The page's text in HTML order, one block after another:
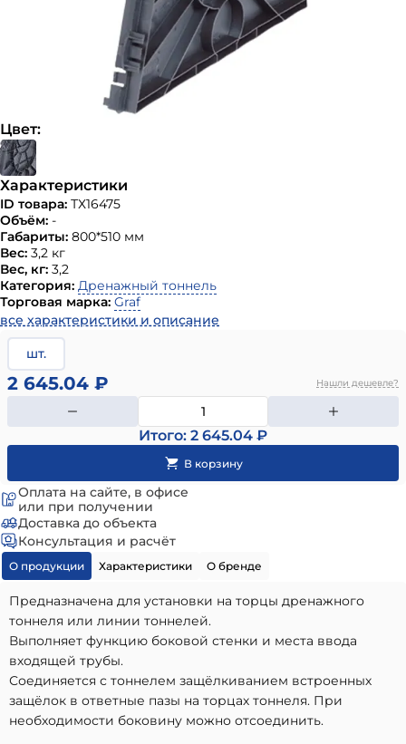
Цвет:
Характеристики
ID товара: ТХ16475
Объём: -
Габариты: 800*510 мм
Вес: 3,2 кг
Вес, кг: 3,2
Категория: Дренажный тоннель
Торговая марка: Graf
все характеристики и описание
шт.
2 645.04 ₽ Нашли дешевле?
Итого: 2 645.04 ₽
Оплата на сайте, в офисе
или при получении
Доставка до объекта
Консультация и расчёт
О продукции Характеристики О бренде
Предназначена для установки на торцы дренажного
тоннеля или линии тоннелей.
Выполняет функцию боковой стенки и места ввода
входящей трубы.
Соединяется с тоннелем защёлкиванием встроенных
защёлок в ответные пазы на торцах тоннеля. При
необходимости боковину можно отсоединить.